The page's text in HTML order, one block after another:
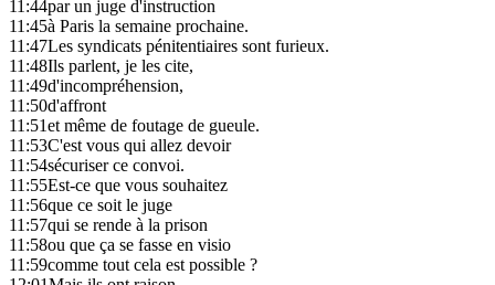
11:44par un juge d'instruction
11:45à Paris la semaine prochaine.
11:47Les syndicats pénitentiaires sont furieux.
11:48Ils parlent, je les cite,
11:49d'incompréhension,
11:50d'affront
11:51et même de foutage de gueule.
11:53C'est vous qui allez devoir
11:54sécuriser ce convoi.
11:55Est-ce que vous souhaitez
11:56que ce soit le juge
11:57qui se rende à la prison
11:58ou que ça se fasse en visio
11:59comme tout cela est possible ?